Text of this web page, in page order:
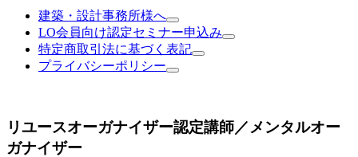
建築・設計事務所様へ
LO会員向け認定セミナー申込み
特定商取引法に基づく表記
プライバシーポリシー
リユースオーガナイザー認定講師／メンタルオー
ガナイザー